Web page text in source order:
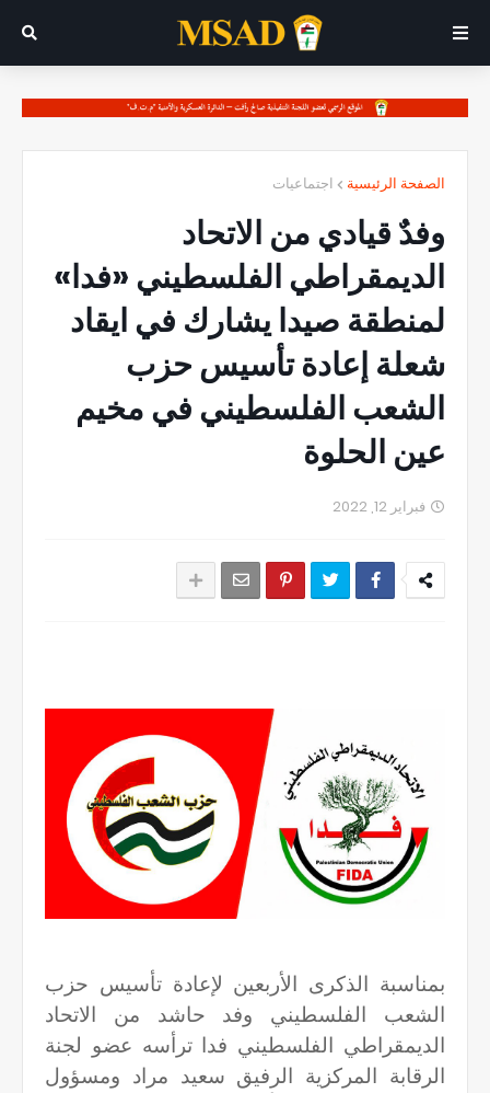
الصفحة الرئيسية اجتماعيات
وفدٌ قيادي من الاتحاد
الديمقراطي الفلسطيني «فدا»
لمنطقة صيدا يشارك في ايقاد
شعلة إعادة تأسيس حزب
الشعب الفلسطيني في مخيم
عين الحلوة
فبراير 12, 2022
بمناسبة الذكرى الأربعين لإعادة تأسيس حزب
الشعب الفلسطيني وفد حاشد من الاتحاد
الديمقراطي الفلسطيني فدا ترأسه عضو لجنة
الرقابة المركزية الرفيق سعيد مراد ومسؤول